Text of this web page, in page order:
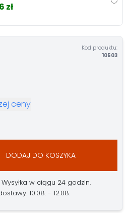
zł
Kod produktu:
10503
ceny
DODAJ DO KOSZYKA
Wysyłka w ciągu 24 godzin.
10.08. - 12.08.